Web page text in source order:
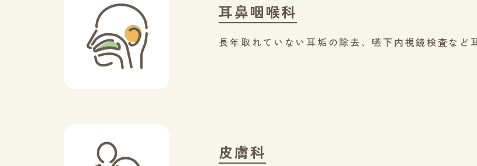
耳鼻咽喉科
長年取れていない耳垢の除去、嚥下内視鏡検査など
皮膚科